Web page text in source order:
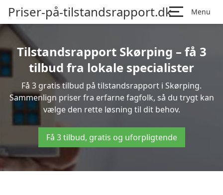
Priser-på-tilstandsrapport.dk Menu
Tilstandsrapport Skørping – få 3
tilbud fra lokale specialister
Få 3 gratis tilbud på tilstandsrapport i Skørping.
Sammenlign priser fra erfarne fagfolk, så du trygt kan
vælge den rette løsning til dit behov.
Få 3 tilbud, gratis og uforpligtende